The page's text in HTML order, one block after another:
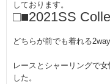
しております。
□■2021SS
どちらが前でも着れる
レースとシャーリングで
した。